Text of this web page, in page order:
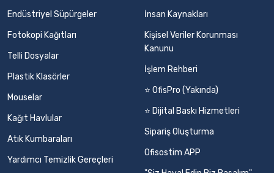
Endüstriyel Süpürgeler
Fotokopi Kağıtları
Telli Dosyalar
Plastik Klasörler
Mouselar
Kağıt Havlular
Atık Kumbaraları
Yardımcı Temizlik Gereçleri
İnsan Kaynakları
Kişisel Veriler Korunması
Kanunu
İşlem Rehberi
⭐ OfisPro (Yakında)
⭐ Dijital Baskı Hizmetleri
Sipariş Oluşturma
Ofisostim APP